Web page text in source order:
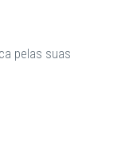
pelas suas